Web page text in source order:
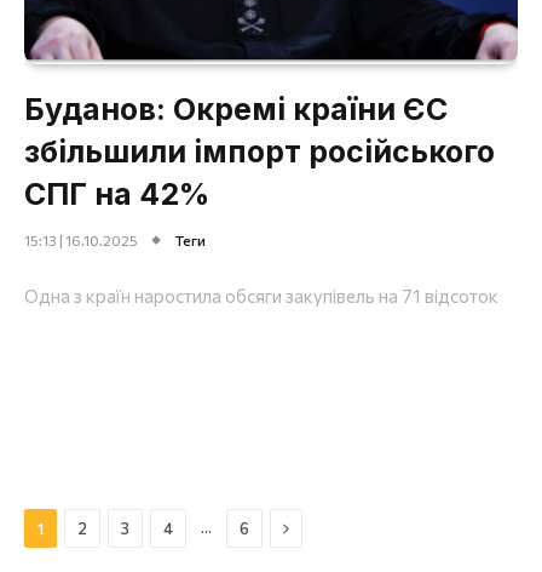
Буданов: Окремі країни ЄС
збільшили імпорт російського
СПГ на 42%
15:13 | 16.10.2025 Теги
Одна з країн наростила обсяги закупівель на 71 відсоток
1 2 3 4 … 6 Далі